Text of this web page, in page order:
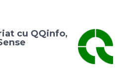
cu QQinfo,